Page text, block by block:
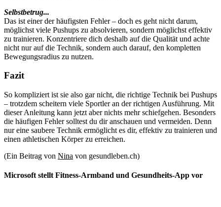
Selbstbetrug...
Das ist einer der häufigsten Fehler – doch es geht nicht darum,
möglichst viele Pushups zu absolvieren, sondern möglichst effektiv
zu trainieren. Konzentriere dich deshalb auf die Qualität und achte
nicht nur auf die Technik, sondern auch darauf, den kompletten
Bewegungsradius zu nutzen.
Fazit
So kompliziert ist sie also gar nicht, die richtige Technik bei Pushups
– trotzdem scheitern viele Sportler an der richtigen Ausführung. Mit
dieser Anleitung kann jetzt aber nichts mehr schiefgehen. Besonders
die häufigen Fehler solltest du dir anschauen und vermeiden. Denn
nur eine saubere Technik ermöglicht es dir, effektiv zu trainieren und
einen athletischen Körper zu erreichen.
(Ein Beitrag von Nina von gesundleben.ch)
Microsoft stellt Fitness-Armband und Gesundheits-App vor